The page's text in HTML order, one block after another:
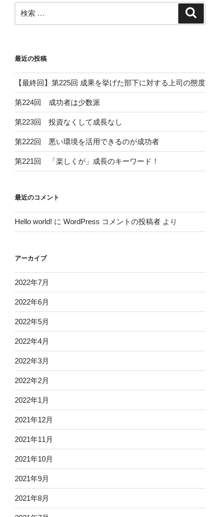
検
索:
最近の投稿
【最終回】第225回 成果を挙げた部下に対する上司の態度
第224回 成功者は少数派
第223回 投資なくして成長なし
第222回 悪い環境を活用できるのが成功者
第221回 「楽しくが」成長のキーワード！
最近のコメント
Hello world! に WordPress コメントの投稿者 より
アーカイブ
2022年7月
2022年6月
2022年5月
2022年4月
2022年3月
2022年2月
2022年1月
2021年12月
2021年11月
2021年10月
2021年9月
2021年8月